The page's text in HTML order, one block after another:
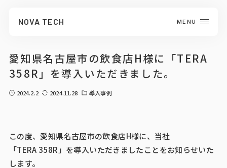
MENU
NOVA TECH
愛知県名古屋市の飲食店H様に「TERA
358R」を導入いただきました。
2024.2.2 2024.11.28 導入事例
この度、愛知県名古屋市の飲食店H様に、当社
「TERA 358R」を導入いただきましたことをお知らせいた
します。